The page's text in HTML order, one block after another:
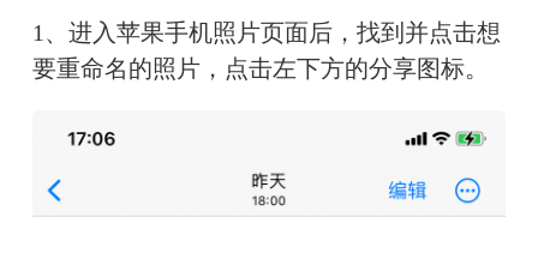
1、进入苹果手机照片页面后，找到并点击想
要重命名的照片，点击左下方的分享图标。